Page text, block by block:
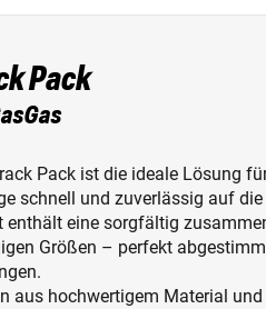
Pack
Pack ist die ideale Lösung
schnell und zuverlässig auf
enthält eine sorgfältig
Größen – perfekt
aus hochwertigem Material